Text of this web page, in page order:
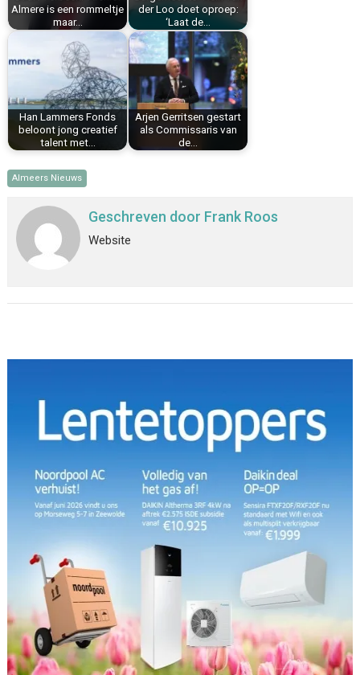
Almere is een rommeltje
maar…
der Loo doet oproep:
‘Laat de…
Han Lammers Fonds
beloont jong creatief
talent met…
Arjen Gerritsen gestart
als Commissaris van
de…
Almeers Nieuws
Geschreven door Frank Roos
Website